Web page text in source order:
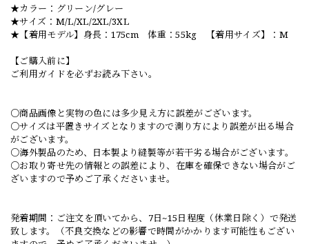
★カラー：グリーン/グレー
★サイズ：M/L/XL/2XL/3XL
★【着用モデル】身長：175cm 体重：55kg 【着用サイズ】：M
【ご購入前に】
ご利用ガイドを必ずお読み下さい。
○商品画像と実物の色には多少見え方に誤差がございます。
○サイズは平置きサイズとなりますので測り方により誤差が出る場合
がございます。
○海外製品のため、日本製より縫製等が若干劣る場合がございます。
○お取り寄せ先の情報との誤差により、在庫を確保できない場合がご
ざいますので予めご了承くださいませ。
発着期間：ご注文を頂いてから、7日~15日程度（休業日除く）で発送
致します。（不良交換などの影響で時間がかかります可能性もござい